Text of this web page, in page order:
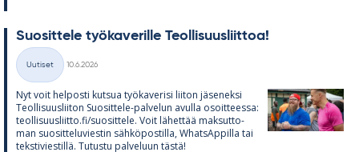
Suo­sit­tele työ­ka­ve­rille Teol­li­suus­liit­toa!
Kategoriat
Uutiset
10.6.2026
Nyt voit hel­posti kut­sua työ­ka­ve­risi lii­ton jä­se­neksi
Teol­li­suus­lii­ton Suo­sit­tele-pal­ve­lun avulla osoit­teessa:
teol­li­suus­liitto.fi/suo­sit­tele. Voit lä­het­tää mak­sut­to­
man suo­sit­te­lu­vies­tin säh­kö­pos­tilla, What­sAp­pilla tai
teks­ti­vies­tillä. Tu­tustu pal­ve­luun tästä!